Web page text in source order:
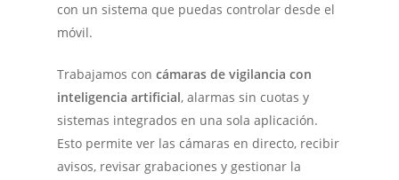
con un sistema que puedas controlar desde el
móvil.
Trabajamos concámaras de vigilancia con
inteligencia artificial, alarmas sin cuotas y
sistemas integrados en una sola aplicación.
Esto permite ver las cámaras en directo, recibir
avisos, revisar grabaciones y gestionar la